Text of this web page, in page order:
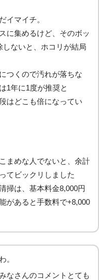
イマイチ。
に集めるけど、そのボッ
しないと、ホコリが結局
つくので汚れが落ちな
1年に1度が推奨と
はどこも倍になってい
まめな人でないと、余計
てビックリしました
掃は、基本料金8,000円
があると手数料で+8,000
。
なさんのコメントとても